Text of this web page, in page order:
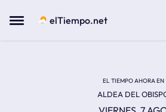
Menu elTiempo.net
EL TIEMPO AHORA EN
ALDEA DEL